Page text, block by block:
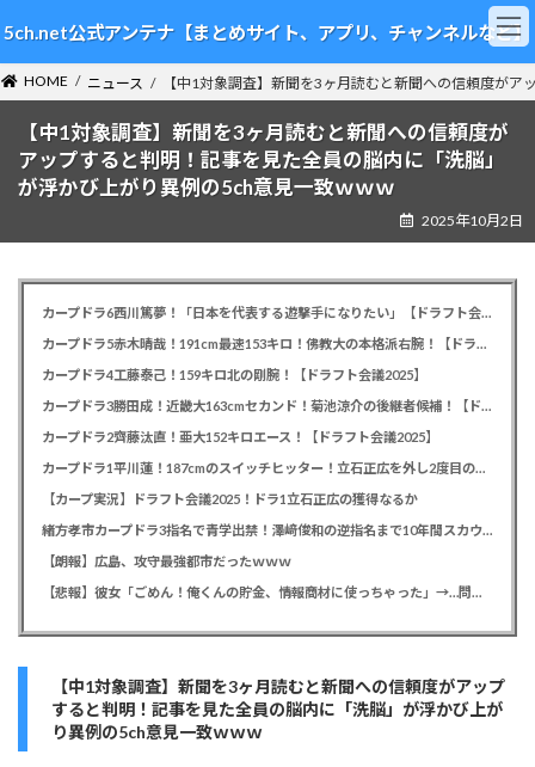
ン
テ
ン
ツ
ビ
ゲ
ー
シ
5ch.net公式アンテナ【まとめサイト、アプリ、チャンネルなど】
HOME ニュース 【中1対象調査】新聞を3ヶ月読むと新聞への信頼度が
【中1対象調査】新聞を3ヶ月読むと新聞への信頼度が
アップすると判明！記事を見た全員の脳内に「洗脳」
が浮かび上がり異例の5ch意見一致ｗｗｗ
2025年10月2日
カープドラ6西川篤夢！「日本を代表する遊撃手になりたい」【ドラフト会議2025】
カープドラ5赤木晴哉！191cm最速153キロ！佛教大の本格派右腕！【ドラフト会議2025】
カープドラ4工藤泰己！159キロ北の剛腕！【ドラフト会議2025】
カープドラ3勝田成！近畿大163cmセカンド！菊池涼介の後継者候補！【ドラフト会議2025】
カープドラ2齊藤汰直！亜大152キロエース！【ドラフト会議2025】
カープドラ1平川蓮！187cmのスイッチヒッター！立石正広を外し2度目の重複も新井監督がクジを引き当てる！【ドラフト会議2025】
【カープ実況】ドラフト会議2025！ドラ1立石正広の獲得なるか
緒方孝市カープドラ3指名で青学出禁！澤﨑俊和の逆指名まで10年間スカウト出禁
【朗報】広島、攻守最強都市だったｗｗｗ
【悲報】彼女「ごめん！俺くんの貯金、情報商材に使っちゃった」→…問い詰めたらギャン泣きされたんだが俺が悪いのか？
【中1対象調査】新聞を3ヶ月読むと新聞への信頼度がアップ
すると判明！記事を見た全員の脳内に「洗脳」が浮かび上が
り異例の5ch意見一致ｗｗｗ